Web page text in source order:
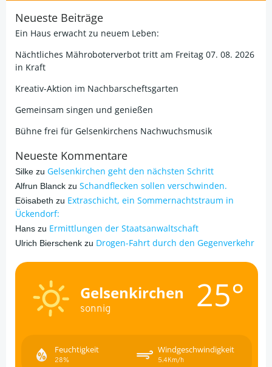
Neueste Beiträge
Ein Haus erwacht zu neuem Leben:
Nächtliches Mähroboterverbot tritt am Freitag 07. 08. 2026
in Kraft
Kreativ-Aktion im Nachbarscheftsgarten
Gemeinsam singen und genießen
Bühne frei für Gelsenkirchens Nachwuchsmusik
Neueste Kommentare
Silke zu Gelsenkirchen geht den nächsten Schritt
Alfrun Blanck zu Schandflecken sollen verschwinden.
Eöisabeth zu Extraschicht, ein Sommernachtstraum in
Ückendorf:
Hans zu Ermittlungen der Staatsanwaltschaft
Ulrich Bierschenk zu Drogen-Fahrt durch den Gegenverkehr
Gelsenkirchen
sonnig 25°
Feuchtigkeit
28%
Windgeschwindigkeit
5.4Km/h